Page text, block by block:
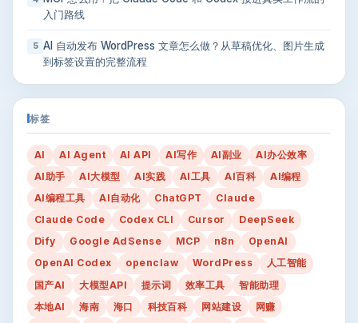
入门路线
5 AI 自动发布 WordPress 文章怎么做？从草稿优化、图片生成
到标签设置的完整流程
标签
AI AI Agent AI API AI写作 AI副业
AI办公效率
AI助手
AI大模型 AI实践 AI工具 AI百科
AI编程
AI编程工具
AI自动化 ChatGPT
Claude
Claude Code
Codex CLI Cursor
DeepSeek
Dify
Google AdSense MCP n8n
OpenAI
OpenAI Codex
openclaw WordPress
人工智能
国产AI
大模型API 提示词 效率工具
智能助理
本地AI
海南 海口 科技百科 网站建设
网赚